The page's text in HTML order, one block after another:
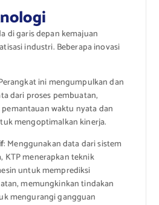
di garis depan kemajuan
industri. Beberapa inovasi
ini mengumpulkan dan
dari proses pembuatan,
waktu nyata dan
mengoptimalkan kinerja.
: Menggunakan data dari sistem
KTP menerapkan teknik
untuk memprediksi
memungkinkan tindakan
mengurangi gangguan